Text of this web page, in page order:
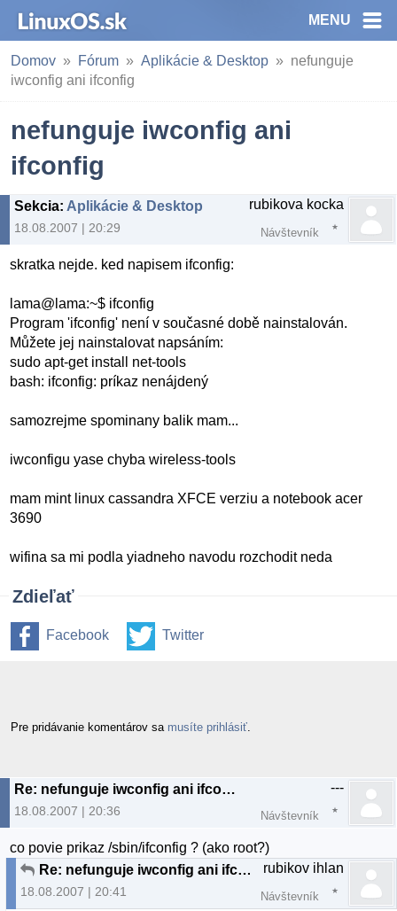
MENU
Domov Fórum Aplikácie & Desktop
nefunguje
iwconfig ani ifconfig
nefunguje iwconfig ani
ifconfig
Sekcia: Aplikácie & Desktop
18.08.2007 | 20:29
rubikova kocka
Návštevník
skratka nejde. ked napisem ifconfig:
lama@lama:~$ ifconfig
Program 'ifconfig' není v současné době nainstalován.
Můžete jej nainstalovat napsáním:
sudo apt-get install net-tools
bash: ifconfig: príkaz nenájdený
samozrejme spominany balik mam...
iwconfigu yase chyba wireless-tools
mam mint linux cassandra XFCE verziu a notebook acer
3690
wifina sa mi podla yiadneho navodu rozchodit neda
Zdieľať
Facebook Twitter
Pre pridávanie komentárov sa musíte prihlásiť
Re: nefunguje iwconfig ani ifconfig
18.08.2007 | 20:36
---
Návštevník
co povie prikaz /sbin/ifconfig ? (ako root?)
Re: nefunguje iwconfig ani ifconfig
18.08.2007 | 20:41
rubikov ihlan
Návštevník